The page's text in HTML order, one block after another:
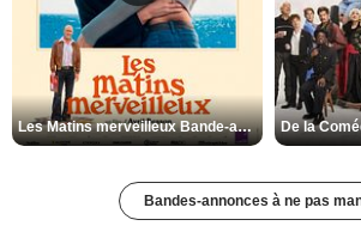
Les Matins merveilleux Bande-annonce VF
Bandes-annonces à ne pas